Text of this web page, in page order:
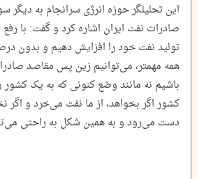
این تحلیلگر حوزه انرژی سرانجام به دیگر
صادرات نفت ایران اشاره کرد و گفت: با رفع
تولید نفت خود را افزایش دهیم و بدون
همه مهمتر، می‌توانیم زین پس مقاصد
باشیم نه مانند وضع کنونی که به یک
کشور اگر بخواهد، از ما نفت می‌خرد و اگر
دست می‌رود و به همین شکل به راحتی